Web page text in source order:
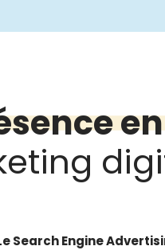
Search Engine